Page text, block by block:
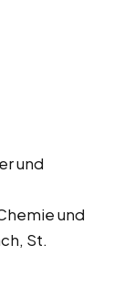
und
und
St.